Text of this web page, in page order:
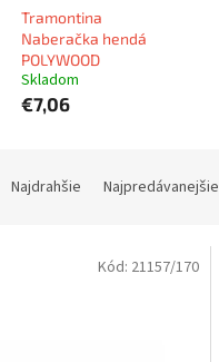
Tramontina
Naberačka hendá
POLYWOOD
Skladom
€7,06
Najdrahšie Najpredávanejšie
Kód: 21157/170